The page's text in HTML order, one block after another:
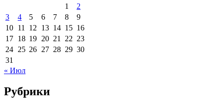
1
2
3
4 5 6 7 8
9
10 11 12 13 14 15 16
17 18 19 20 21 22 23
24 25 26 27 28 29 30
31
« Июл
Рубрики